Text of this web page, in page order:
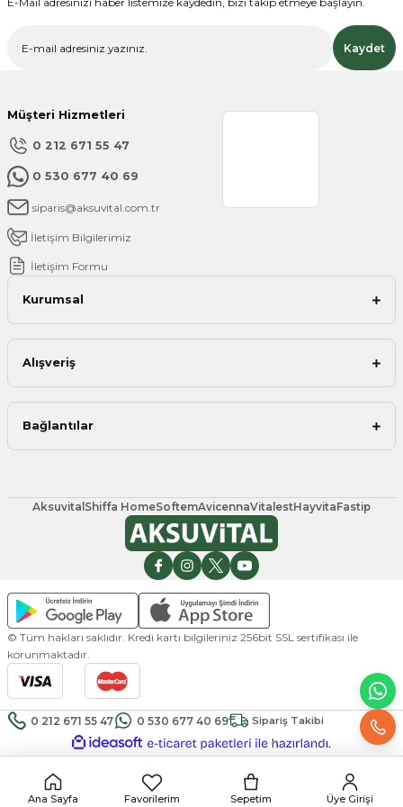
Kaydet
Müşteri Hizmetleri
0 212 671 55 47
0 530 677 40 69
siparis@aksuvital.com.tr
İletişim Bilgilerimiz
İletişim Formu
Kurumsal
Alışveriş
Bağlantılar
Aksuvital Shiffa HomeSoftemAvicennaVitalestHayvitaFastip
© Tüm hakları saklıdır. Kredi kartı bilgileriniz 256bit SSL sertifikası ile
korunmaktadır.
0 212 671 55 47 0 530 677 40 69 Sipariş Takibi
Ana Sayfa Favorilerim Sepetim Üye Girişi
ideasoft
e-
ticaret
hazırlandı.